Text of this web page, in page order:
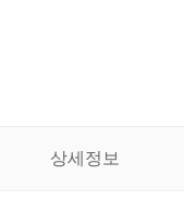
상세정보